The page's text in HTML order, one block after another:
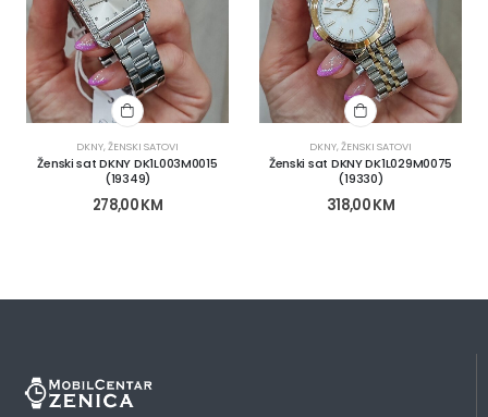
DKNY,ŽENSKI SATOVI
Ženski sat DKNY DK1L003M0015
(19349)
278,00KM
DKNY,ŽENSKI SATOVI
Ženski sat DKNY DK1L029M0075
(19330)
318,00KM